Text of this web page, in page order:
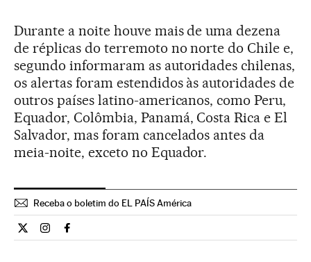
Durante a noite houve mais de uma dezena
de réplicas do terremoto no norte do Chile e,
segundo informaram as autoridades chilenas,
os alertas foram estendidos às autoridades de
outros países latino-americanos, como Peru,
Equador, Colômbia, Panamá, Costa Rica e El
Salvador, mas foram cancelados antes da
meia-noite, exceto no Equador.
Receba o boletim do EL PAÍS América
Internacional El País Brasil en Twitter
Internacional El País Brasil en Instagram
Internacional El País Brasil en Facebook